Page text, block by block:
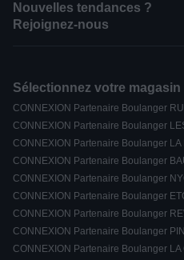
Nouvelles tendances ?
Rejoignez-nous
Sélectionnez votre magasin
CONNEXION Partenaire Boulanger
CONNEXION Partenaire Boulanger
CONNEXION Partenaire Boulanger LA
CONNEXION Partenaire Boulanger
CONNEXION Partenaire Boulanger
CONNEXION Partenaire Boulanger
CONNEXION Partenaire Boulanger
CONNEXION Partenaire Boulanger
CONNEXION Partenaire Boulanger LA